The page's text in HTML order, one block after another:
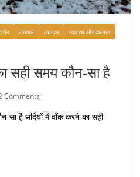
समाचार स्वास्थ्य
स्वास्थ्य और कल्याण
सही समय कौन-सा है
Comments
सा है सर्दियों में वॉक करने का सही